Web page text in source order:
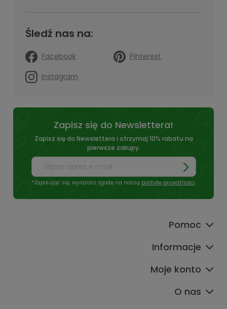
Śledź nas na:
Facebook
Pinterest
Instagram
Zapisz się do Newslettera!
Zapisz się do Newslettera i otrzymaj 10% rabatu na
pierwsze zakupy.
*Zapisując się, wyrażasz zgodę na naszą politykę prywatności.
Pomoc
Informacje
Moje konto
O nas